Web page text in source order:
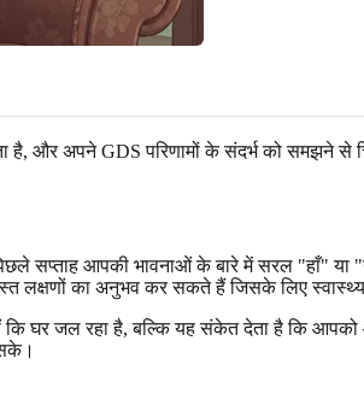
है, और अपने GDS परिणामों के संदर्भ को समझने
सप्ताह आपकी भावनाओं के बारे में सरल "हाँ" या
लक्षणों का अनुभव कर सकते हैं जिसके लिए
जल रहा है, बल्कि यह संकेत देता है कि